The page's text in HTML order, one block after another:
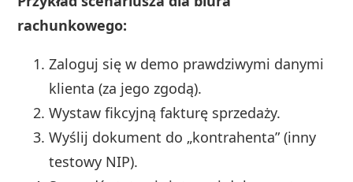
rachunkowego:
Zaloguj się w demo prawdziwymi danymi
klienta (za jego zgodą).
Wystaw fikcyjną fakturę sprzedaży.
Wyślij dokument do „kontrahenta” (inny
testowy NIP).